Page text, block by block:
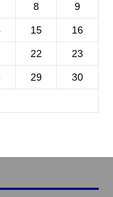
8 9
15 16
22 23
29 30